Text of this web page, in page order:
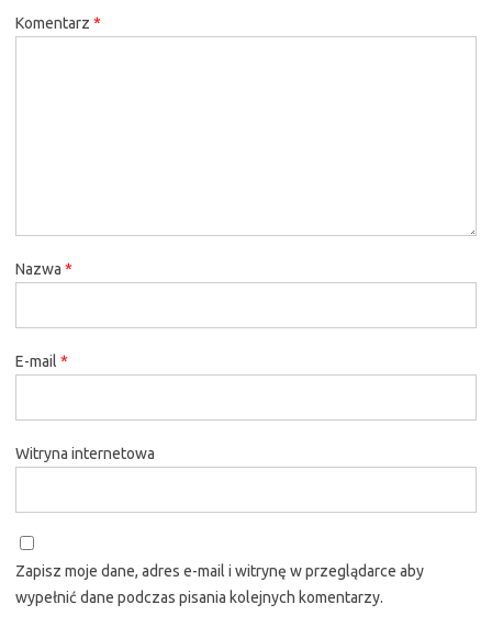
Komentarz *
Nazwa *
E-mail *
Witryna internetowa
Zapisz moje dane, adres e-mail i witrynę w przeglądarce aby
wypełnić dane podczas pisania kolejnych komentarzy.